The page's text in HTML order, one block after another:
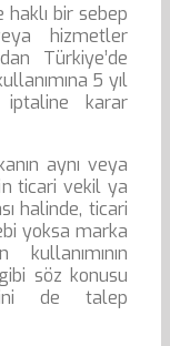
bir sebep
hizmetler
Türkiye’de
5 yıl
iptaline karar
aynı veya
ticari vekil ya
halinde, ticari
yoksa marka
kullanımının
söz konusu
de talep